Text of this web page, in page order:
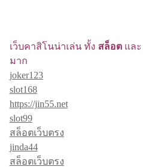
เว็บคาสิโนน่าเล่น ทั้ง สล็อตและ
มาก
joker123
slot168
https://jin55.net
slot99
สล็อตเว็บตรง
jinda44
สล็อตเว็บตรง